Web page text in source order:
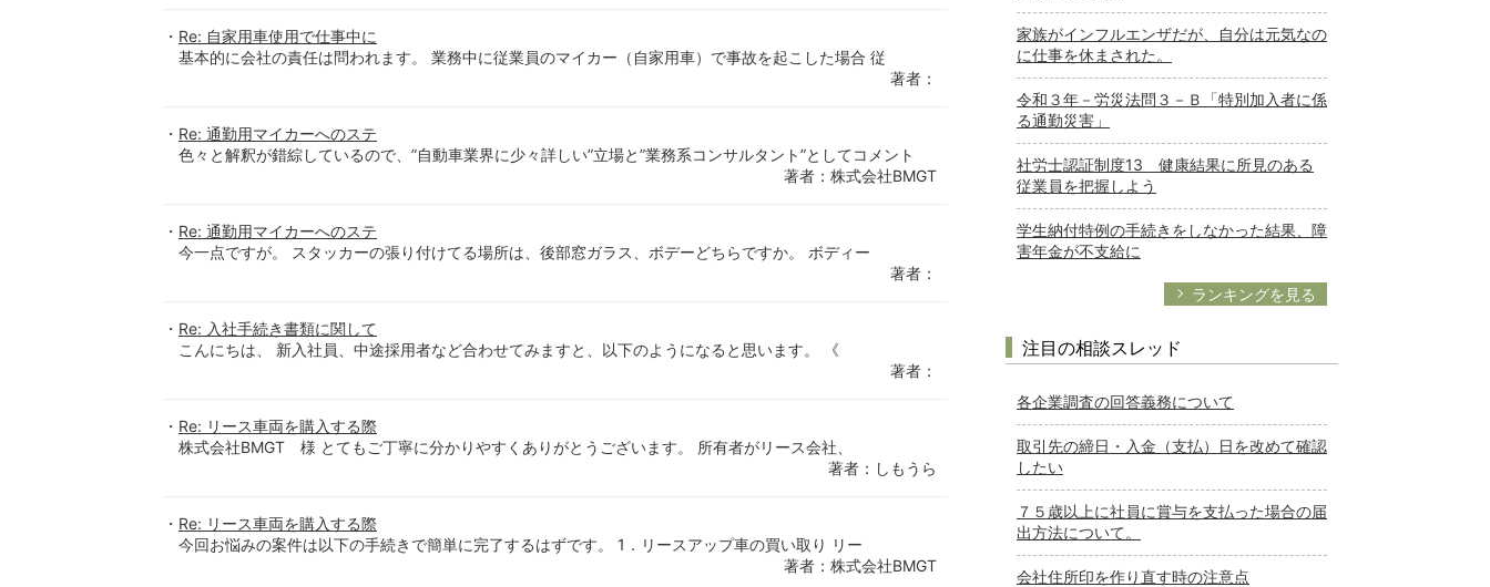
Re: 自家用車使用で仕事中に
基本的に会社の責任は問われます。 業務中に従業員のマイカー（自家用車）で事故を起こした場合 従
著者：
Re: 通勤用マイカーへのステ
色々と解釈が錯綜しているので、”自動車業界に少々詳しい”立場と”業務系コンサルタント”としてコメント
著者：株式会社BMGT
Re: 通勤用マイカーへのステ
今一点ですが。 スタッカーの張り付けてる場所は、後部窓ガラス、ボデーどちらですか。 ボディー
著者：
Re: 入社手続き書類に関して
こんにちは、 新入社員、中途採用者など合わせてみますと、以下のようになると思います。 《
著者：
Re: リース車両を購入する際
株式会社BMGT 様 とてもご丁寧に分かりやすくありがとうございます。 所有者がリース会社、
著者：しもうら
Re: リース車両を購入する際
今回お悩みの案件は以下の手続きで簡単に完了するはずです。 1．リースアップ車の買い取り リー
著者：株式会社BMGT
家族がインフルエンザだが、自分は元気なの
に仕事を休まされた。
令和３年－労災法問３－Ｂ「特別加入者に係
る通勤災害」
社労士認証制度13 健康結果に所見のある
従業員を把握しよう
学生納付特例の手続きをしなかった結果、障
害年金が不支給に
ランキングを見る
注目の相談スレッド
各企業調査の回答義務について
取引先の締日・入金（支払）日を改めて確認
したい
７５歳以上に社員に賞与を支払った場合の届
出方法について。
会社住所印を作り直す時の注意点